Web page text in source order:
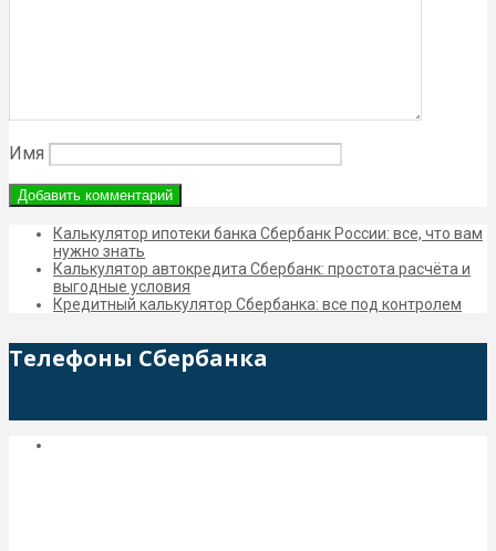
Имя
Калькулятор ипотеки банка Сбербанк России: все, что вам
нужно знать
Калькулятор автокредита Сбербанк: простота расчёта и
выгодные условия
Кредитный калькулятор Сбербанка: все под контролем
Телефоны Сбербанка